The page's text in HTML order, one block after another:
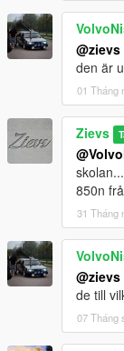
@zievs
den är
01 Tháng
Zievs
850n
31 Tháng
@zievs
de till
07 Tháng